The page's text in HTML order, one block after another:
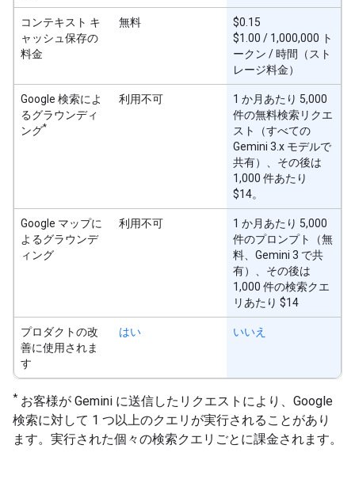
コンテキスト キ
ャッシュ保存の
料金
無料
$0.15
$1.00 / 1,000,000 ト
ークン / 時間（スト
レージ料金）
Google 検索によ
るグラウンディ
ング*
利用不可
1 か月あたり 5,000
件の無料検索リクエ
スト（すべての
Gemini 3.x モデルで
共有）、その後は
1,000 件あたり
$14。
Google マップに
よるグラウンデ
ィング
利用不可
1 か月あたり 5,000
件のプロンプト（無
料、Gemini 3 で共
有）、その後は
1,000 件の検索クエ
リあたり $14
プロダクトの改
善に使用されま
す
はい いいえ
* お客様が Gemini に送信したリクエストにより、Google
検索に対して 1 つ以上のクエリが実行されることがあり
ます。実行された個々の検索クエリごとに課金されます。